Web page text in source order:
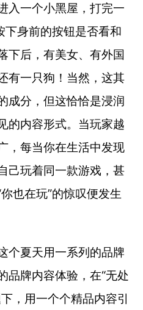
入一个小黑屋，打完一
下身前的按钮是否看和
下后，有美女、有外国
有一只狗！当然，这其
成分，但这恰恰是浸润
的内容形式。当玩家越
，每当你在生活中发现
己玩着同一款游戏，甚
也在玩”的惊叹便发生
个夏天用一系列的品牌
品牌内容体验，在“无处
，用一个个精品内容引